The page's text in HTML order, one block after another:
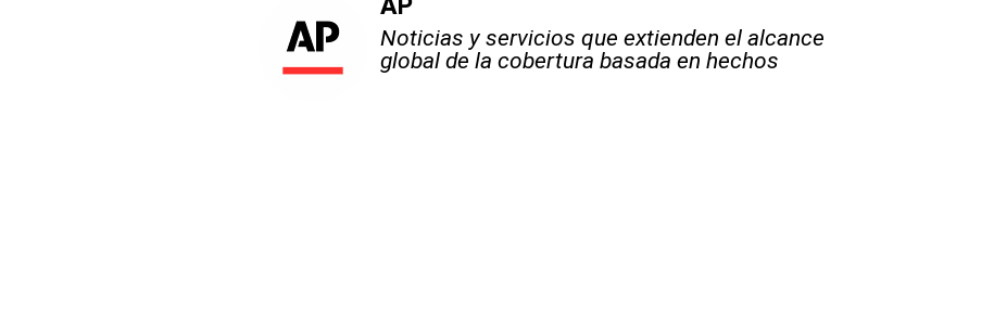
Noticias y servicios que extienden el alcance
global de la cobertura basada en hechos